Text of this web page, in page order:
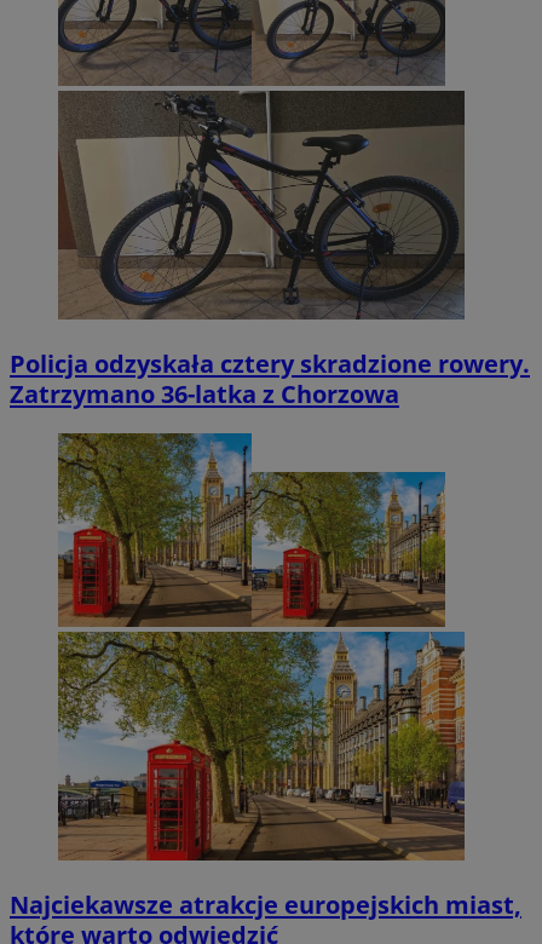
Policja odzyskała cztery skradzione rowery.
Zatrzymano 36-latka z Chorzowa
Najciekawsze atrakcje europejskich miast,
które warto odwiedzić